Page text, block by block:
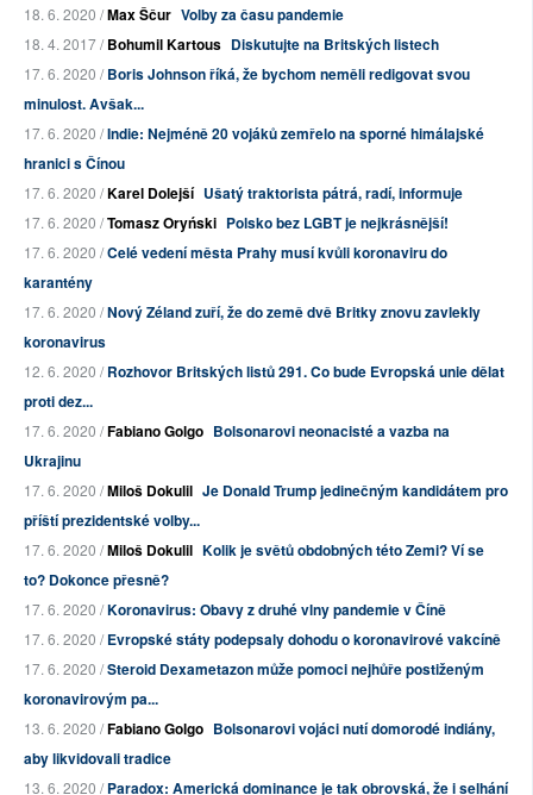
18. 6. 2020 /Max Ščur Volby za času pandemie
18. 4. 2017 /Bohumil Kartous Diskutujte na Britských listech
17. 6. 2020 /Boris Johnson říká, že bychom neměli redigovat svou
minulost. Avšak...
17. 6. 2020 /Indie: Nejméně 20 vojáků zemřelo na sporné himálajské
hranici s Čínou
17. 6. 2020 /Karel Dolejší Ušatý traktorista pátrá, radí, informuje
17. 6. 2020 /Tomasz Oryński Polsko bez LGBT je nejkrásnější!
17. 6. 2020 /Celé vedení města Prahy musí kvůli koronaviru do
karantény
17. 6. 2020 /Nový Zéland zuří, že do země dvě Britky znovu zavlekly
koronavirus
12. 6. 2020 /Rozhovor Britských listů 291. Co bude Evropská unie dělat
proti dez...
17. 6. 2020 /Fabiano Golgo Bolsonarovi neonacisté a vazba na
Ukrajinu
17. 6. 2020 /Miloš Dokulil Je Donald Trump jedinečným kandidátem pro
příští prezidentské volby...
17. 6. 2020 /Miloš Dokulil Kolik je světů obdobných této Zemi? Ví se
to? Dokonce přesně?
17. 6. 2020 /Koronavirus: Obavy z druhé vlny pandemie v Číně
17. 6. 2020 /Evropské státy podepsaly dohodu o koronavirové vakcíně
17. 6. 2020 /Steroid Dexametazon může pomoci nejhůře postiženým
koronavirovým pa...
13. 6. 2020 /Fabiano Golgo Bolsonarovi vojáci nutí domorodé indiány,
aby likvidovali tradice
13. 6. 2020 /Paradox: Americká dominance je tak obrovská, že i selhání